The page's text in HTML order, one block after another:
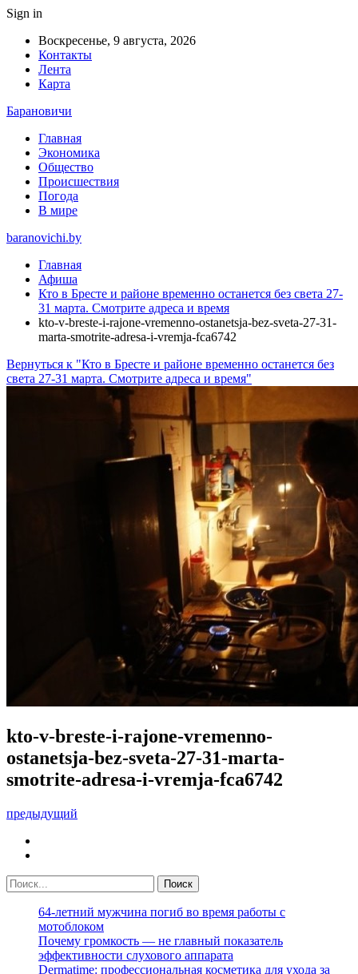
Sign in
Воскресенье, 9 августа, 2026
Контакты
Лента
Карта
Барановичи
Главная
Экономика
Общество
Происшествия
Погода
В мире
baranovichi.by
Главная
Афиша
Кто в Бресте и районе временно останется без света 27-
31 марта. Смотрите адреса и время
kto-v-breste-i-rajone-vremenno-ostanetsja-bez-sveta-27-31-
marta-smotrite-adresa-i-vremja-fca6742
Вернуться к "Кто в Бресте и районе временно останется без
света 27-31 марта. Смотрите адреса и время"
kto-v-breste-i-rajone-vremenno-
ostanetsja-bez-sveta-27-31-marta-
smotrite-adresa-i-vremja-fca6742
предыдущий
64-летний мужчина погиб во время работы с
мотоблоком
Почему громкость — не главный показатель
эффективности слухового аппарата
Dermatime: профессиональная косметика для ухода за